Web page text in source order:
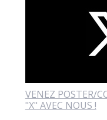
VENEZ POSTER/
"X" AVEC NOUS !